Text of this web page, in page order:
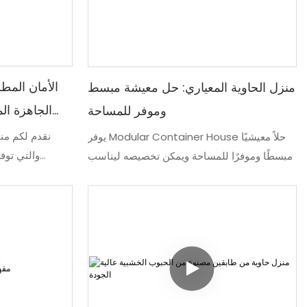
الأمان
نوم) -
نقدم لكم
والتي
منزل الحاوية المعياري: حل معيشة مبسط
وموفر للمساحة
يوفر Modular Container House حلاً معيشيًا
مبسطًا وموفرًا للمساحة ويمكن تخصيصه ليناسب